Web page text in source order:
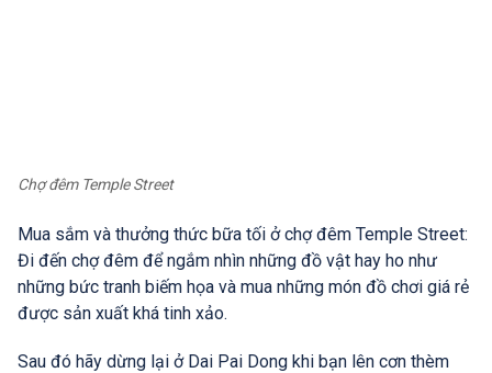
Chợ đêm Temple Street
Mua sắm và thưởng thức bữa tối ở chợ đêm Temple Street:
Đi đến chợ đêm để ngắm nhìn những đồ vật hay ho như
những bức tranh biếm họa và mua những món đồ chơi giá rẻ
được sản xuất khá tinh xảo.
Sau đó hãy dừng lại ở Dai Pai Dong khi bạn lên cơn thèm